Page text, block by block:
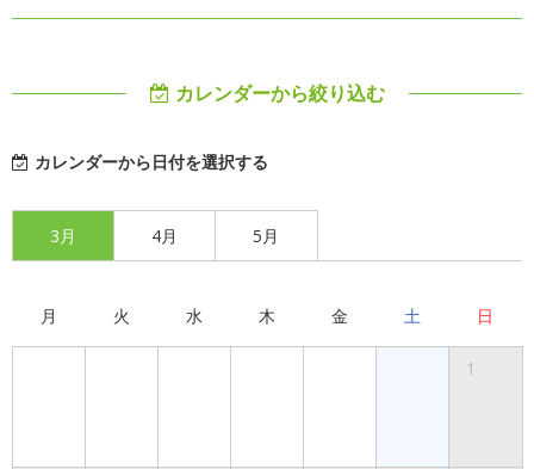
カレンダーから絞り込む
カレンダーから日付を選択する
3月 4月 5月
月 火 水 木 金 土 日
1